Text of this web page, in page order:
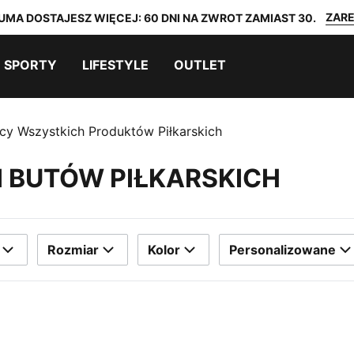
DOSTAJESZ WIĘCEJ: 60 DNI NA ZWROT ZAMIAST 30.
SPORTY LIFESTYLE OUTLET
Wszystkich Produktów Piłkarskich
PIŁKARSKICH
Rozmiar Kolor Personalizowane